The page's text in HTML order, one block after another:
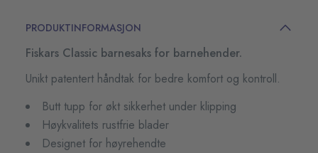
PRODUKTINFORMASJON
Fiskars Classic barnesaks for barnehender.
Unikt patentert håndtak for bedre komfort og kontroll.
Butt tupp for økt sikkerhet under klipping
Høykvalitets rustfrie blader
Designet for høyrehendte